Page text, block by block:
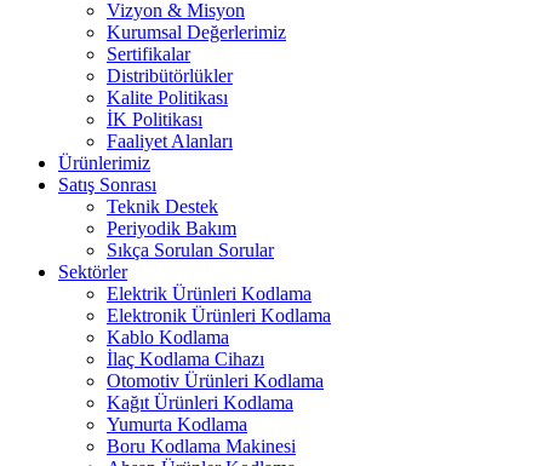
Vizyon & Misyon
Kurumsal Değerlerimiz
Sertifikalar
Distribütörlükler
Kalite Politikası
İK Politikası
Faaliyet Alanları
Ürünlerimiz
Satış Sonrası
Teknik Destek
Periyodik Bakım
Sıkça Sorulan Sorular
Sektörler
Elektrik Ürünleri Kodlama
Elektronik Ürünleri Kodlama
Kablo Kodlama
İlaç Kodlama Cihazı
Otomotiv Ürünleri Kodlama
Kağıt Ürünleri Kodlama
Yumurta Kodlama
Boru Kodlama Makinesi